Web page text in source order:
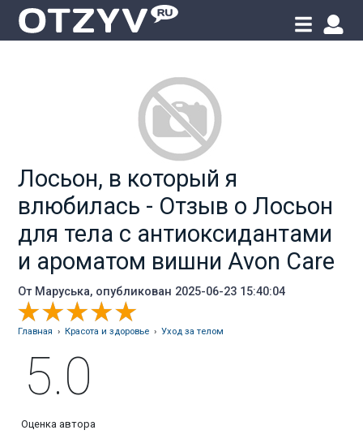
Лосьон, в который я
влюбилась - Отзыв о Лосьон
для тела с антиоксидантами
и ароматом вишни Avon Care
От Маруська, опубликован 2025-06-23 15:40:04
Главная ›Красота и здоровье ›Уход за телом
5.0
Оценка автора